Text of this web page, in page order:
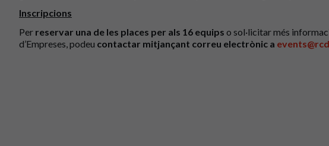
Inscripcions
Per reservar una de les places per als 16 equips o sol·licitar més
d’Empreses, podeu contactar mitjançant correu electrònic a